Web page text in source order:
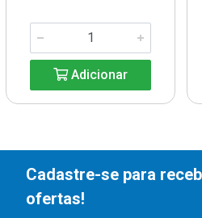
Adicionar
Cadastre-se para
ofertas!